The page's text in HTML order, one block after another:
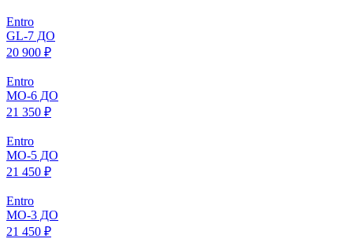
Entro
GL-7 ДО
20 900 ₽
Entro
МO-6 ДО
21 350 ₽
Entro
МO-5 ДО
21 450 ₽
Entro
МO-3 ДО
21 450 ₽